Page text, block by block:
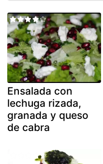
Ensalada con
lechuga rizada,
granada y queso
de cabra